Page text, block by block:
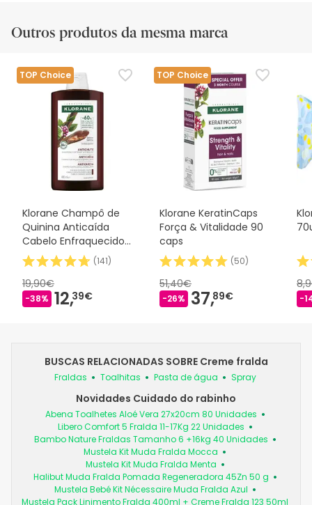
Outros produtos da mesma marca
TOP Choice
Klorane Champô de
Quinina Anticaída
Cabelo Enfraquecido
400 ml
(141)
19,90€
-38% 12,39€
TOP Choice
Klorane KeratinCaps
Força & Vitalidade 90
caps
(50)
51,40€
-26% 37,89€ -
BUSCAS RELACIONADAS SOBRE Creme fralda
Fraldas Toalhitas Pasta de água Spray
Novidades Cuidado do rabinho
Abena Toalhetes Aloé Vera 27x20cm 80 Unidades
Libero Comfort 5 Fralda 11-17Kg 22 Unidades
Bambo Nature Fraldas Tamanho 6 +16kg 40 Unidades
Mustela Kit Muda Fralda Mocca
Mustela Kit Muda Fralda Menta
Halibut Muda Fralda Pomada Regeneradora 45Zn 50 g
Mustela Bebé Kit Nécessaire Muda Fralda Azul
Mustela Pack Linimento Fralda 400ml + Creme Fralda 123 50ml